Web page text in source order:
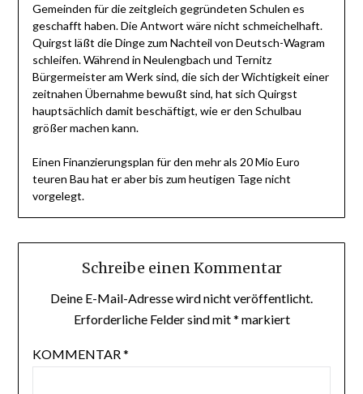
Gemeinden für die zeitgleich gegründeten Schulen es
geschafft haben. Die Antwort wäre nicht schmeichelhaft.
Quirgst läßt die Dinge zum Nachteil von Deutsch-Wagram
schleifen. Während in Neulengbach und Ternitz
Bürgermeister am Werk sind, die sich der Wichtigkeit einer
zeitnahen Übernahme bewußt sind, hat sich Quirgst
hauptsächlich damit beschäftigt, wie er den Schulbau
größer machen kann.
Einen Finanzierungsplan für den mehr als 20 Mio Euro
teuren Bau hat er aber bis zum heutigen Tage nicht
vorgelegt.
Schreibe einen Kommentar
Deine E-Mail-Adresse wird nicht veröffentlicht.
Erforderliche Felder sind mit* markiert
KOMMENTAR*